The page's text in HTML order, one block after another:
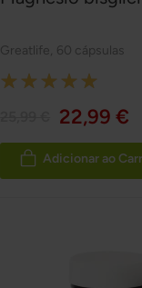
Greatlife 60 cápsulas
Rating:
22,99 €
Adicionar ao